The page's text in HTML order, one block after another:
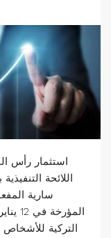
اللائحة
سارية
التركية